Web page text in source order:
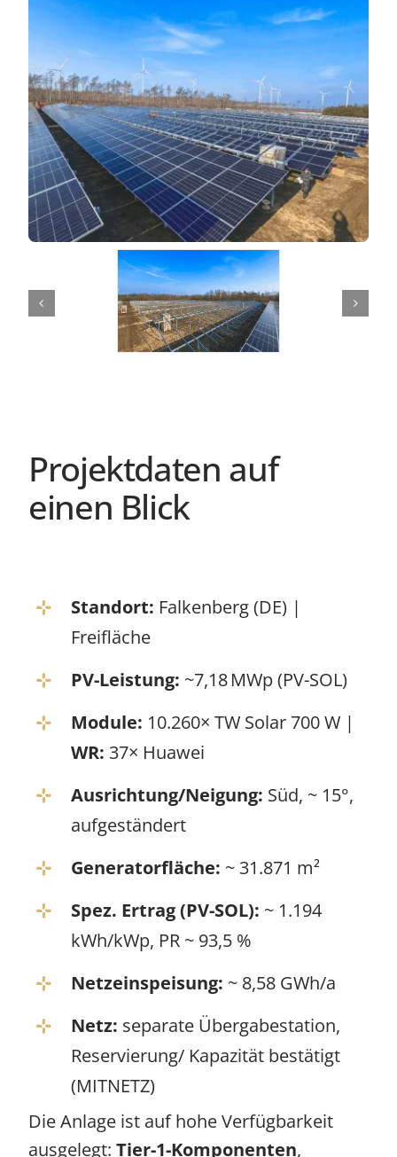
Projektdaten auf
einen Blick
Standort: Falkenberg (DE) |
Freifläche
PV-Leistung: ~7,18 MWp (PV-SOL)
Module: 10.260× TW Solar 700 W |
WR: 37× Huawei
Ausrichtung/Neigung: Süd, ~ 15°,
aufgeständert
Generatorfläche: ~ 31.871 m²
Spez. Ertrag (PV-SOL): ~ 1.194
kWh/kWp, PR ~ 93,5 %
Netzeinspeisung: ~ 8,58 GWh/a
Netz: separate Übergabestation,
Reservierung/ Kapazität bestätigt
(MITNETZ)
Die Anlage ist auf hohe Verfügbarkeit
ausgelegt: Tier-1-Komponenten,